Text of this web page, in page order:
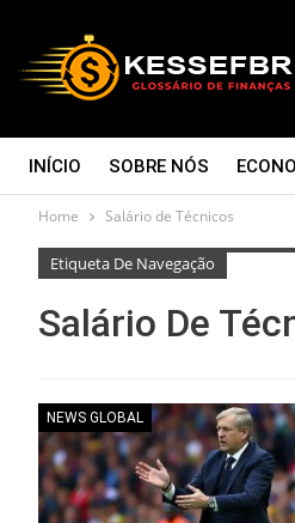
INÍCIO SOBRE NÓS
CONTATO
Home Salário de Técnicos
Etiqueta De Navegação
Salário De
NEWS GLOBAL